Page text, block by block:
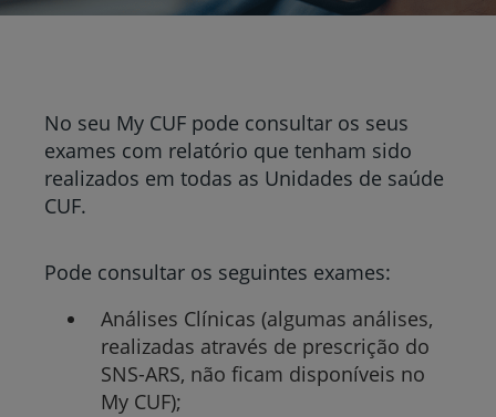
No seu My CUF pode consultar os seus
exames com relatório que tenham sido
realizados em todas as Unidades de saúde
CUF.
Pode consultar os seguintes exames:
Análises Clínicas (algumas análises,
realizadas através de prescrição do
SNS-ARS, não ficam disponíveis no
My CUF);